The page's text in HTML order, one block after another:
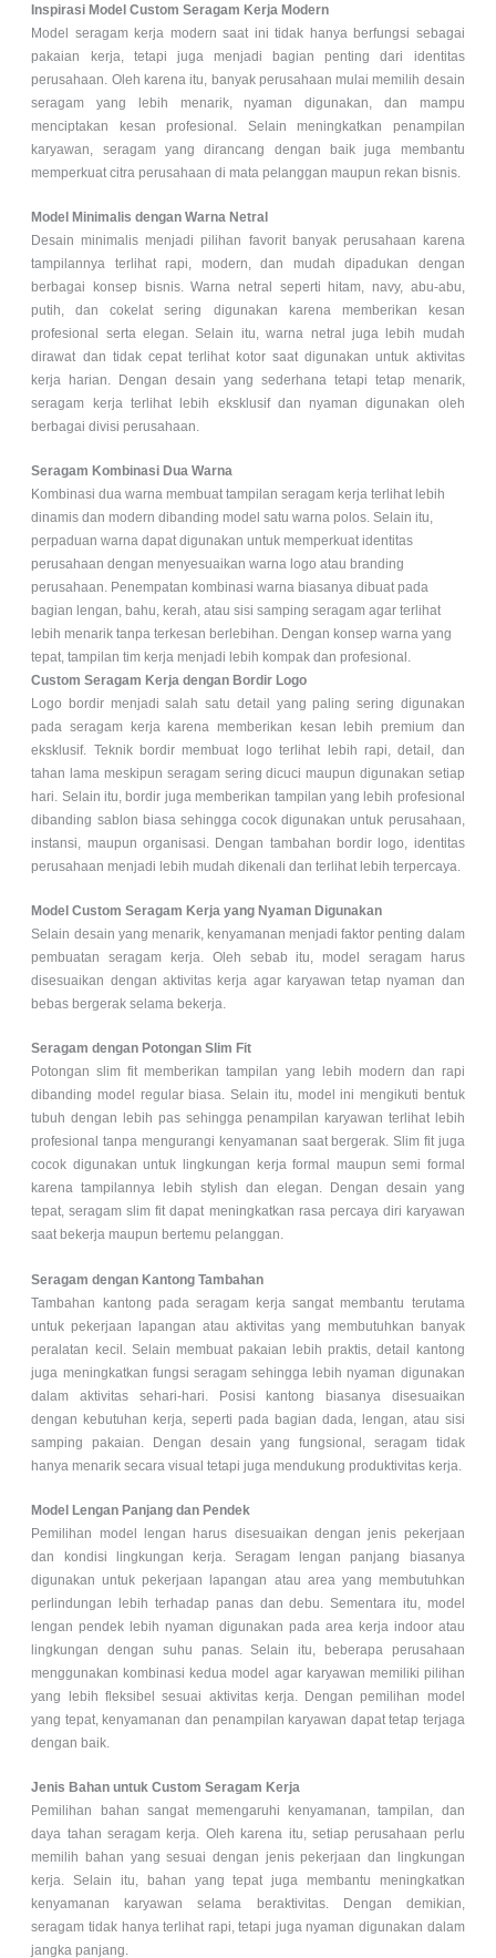
Inspirasi Model Custom Seragam Kerja Modern
Model seragam kerja modern saat ini tidak hanya berfungsi sebagai
pakaian kerja, tetapi juga menjadi bagian penting dari identitas
perusahaan. Oleh karena itu, banyak perusahaan mulai memilih desain
seragam yang lebih menarik, nyaman digunakan, dan mampu
menciptakan kesan profesional. Selain meningkatkan penampilan
karyawan, seragam yang dirancang dengan baik juga membantu
memperkuat citra perusahaan di mata pelanggan maupun rekan bisnis.
Model Minimalis dengan Warna Netral
Desain minimalis menjadi pilihan favorit banyak perusahaan karena
tampilannya terlihat rapi, modern, dan mudah dipadukan dengan
berbagai konsep bisnis. Warna netral seperti hitam, navy, abu-abu,
putih, dan cokelat sering digunakan karena memberikan kesan
profesional serta elegan. Selain itu, warna netral juga lebih mudah
dirawat dan tidak cepat terlihat kotor saat digunakan untuk aktivitas
kerja harian. Dengan desain yang sederhana tetapi tetap menarik,
seragam kerja terlihat lebih eksklusif dan nyaman digunakan oleh
berbagai divisi perusahaan.
Seragam Kombinasi Dua Warna
Kombinasi dua warna membuat tampilan seragam kerja terlihat lebih
dinamis dan modern dibanding model satu warna polos. Selain itu,
perpaduan warna dapat digunakan untuk memperkuat identitas
perusahaan dengan menyesuaikan warna logo atau branding
perusahaan. Penempatan kombinasi warna biasanya dibuat pada
bagian lengan, bahu, kerah, atau sisi samping seragam agar terlihat
lebih menarik tanpa terkesan berlebihan. Dengan konsep warna yang
tepat, tampilan tim kerja menjadi lebih kompak dan profesional.
Custom Seragam Kerja dengan Bordir Logo
Logo bordir menjadi salah satu detail yang paling sering digunakan
pada seragam kerja karena memberikan kesan lebih premium dan
eksklusif. Teknik bordir membuat logo terlihat lebih rapi, detail, dan
tahan lama meskipun seragam sering dicuci maupun digunakan setiap
hari. Selain itu, bordir juga memberikan tampilan yang lebih profesional
dibanding sablon biasa sehingga cocok digunakan untuk perusahaan,
instansi, maupun organisasi. Dengan tambahan bordir logo, identitas
perusahaan menjadi lebih mudah dikenali dan terlihat lebih terpercaya.
Model Custom Seragam Kerja yang Nyaman Digunakan
Selain desain yang menarik, kenyamanan menjadi faktor penting dalam
pembuatan seragam kerja. Oleh sebab itu, model seragam harus
disesuaikan dengan aktivitas kerja agar karyawan tetap nyaman dan
bebas bergerak selama bekerja.
Seragam dengan Potongan Slim Fit
Potongan slim fit memberikan tampilan yang lebih modern dan rapi
dibanding model regular biasa. Selain itu, model ini mengikuti bentuk
tubuh dengan lebih pas sehingga penampilan karyawan terlihat lebih
profesional tanpa mengurangi kenyamanan saat bergerak. Slim fit juga
cocok digunakan untuk lingkungan kerja formal maupun semi formal
karena tampilannya lebih stylish dan elegan. Dengan desain yang
tepat, seragam slim fit dapat meningkatkan rasa percaya diri karyawan
saat bekerja maupun bertemu pelanggan.
Seragam dengan Kantong Tambahan
Tambahan kantong pada seragam kerja sangat membantu terutama
untuk pekerjaan lapangan atau aktivitas yang membutuhkan banyak
peralatan kecil. Selain membuat pakaian lebih praktis, detail kantong
juga meningkatkan fungsi seragam sehingga lebih nyaman digunakan
dalam aktivitas sehari-hari. Posisi kantong biasanya disesuaikan
dengan kebutuhan kerja, seperti pada bagian dada, lengan, atau sisi
samping pakaian. Dengan desain yang fungsional, seragam tidak
hanya menarik secara visual tetapi juga mendukung produktivitas kerja.
Model Lengan Panjang dan Pendek
Pemilihan model lengan harus disesuaikan dengan jenis pekerjaan
dan kondisi lingkungan kerja. Seragam lengan panjang biasanya
digunakan untuk pekerjaan lapangan atau area yang membutuhkan
perlindungan lebih terhadap panas dan debu. Sementara itu, model
lengan pendek lebih nyaman digunakan pada area kerja indoor atau
lingkungan dengan suhu panas. Selain itu, beberapa perusahaan
menggunakan kombinasi kedua model agar karyawan memiliki pilihan
yang lebih fleksibel sesuai aktivitas kerja. Dengan pemilihan model
yang tepat, kenyamanan dan penampilan karyawan dapat tetap terjaga
dengan baik.
Jenis Bahan untuk Custom Seragam Kerja
Pemilihan bahan sangat memengaruhi kenyamanan, tampilan, dan
daya tahan seragam kerja. Oleh karena itu, setiap perusahaan perlu
memilih bahan yang sesuai dengan jenis pekerjaan dan lingkungan
kerja. Selain itu, bahan yang tepat juga membantu meningkatkan
kenyamanan karyawan selama beraktivitas. Dengan demikian,
seragam tidak hanya terlihat rapi, tetapi juga nyaman digunakan dalam
jangka panjang.